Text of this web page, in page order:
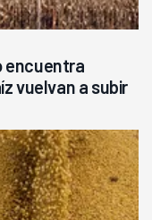
encuentra
vuelvan a subir